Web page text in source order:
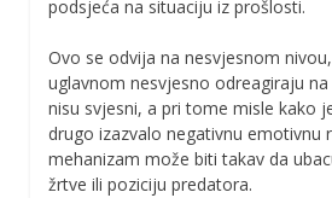
podsjeća na situaciju iz prošlosti.
Ovo se odvija na nesvjesnom
uglavnom nesvjesno odreagiraju
nisu svjesni, a pri tome misle kako
drugo izazvalo negativnu emotivnu
mehanizam može biti takav da
žrtve ili poziciju predatora.